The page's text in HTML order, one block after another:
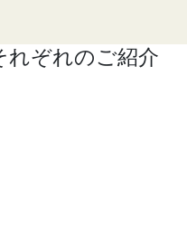
れぞれのご紹介